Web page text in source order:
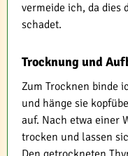
vermeide ich, da dies
schadet.
Trocknung und
Zum Trocknen binde
und hänge sie
auf. Nach etwa einer
trocken und lassen